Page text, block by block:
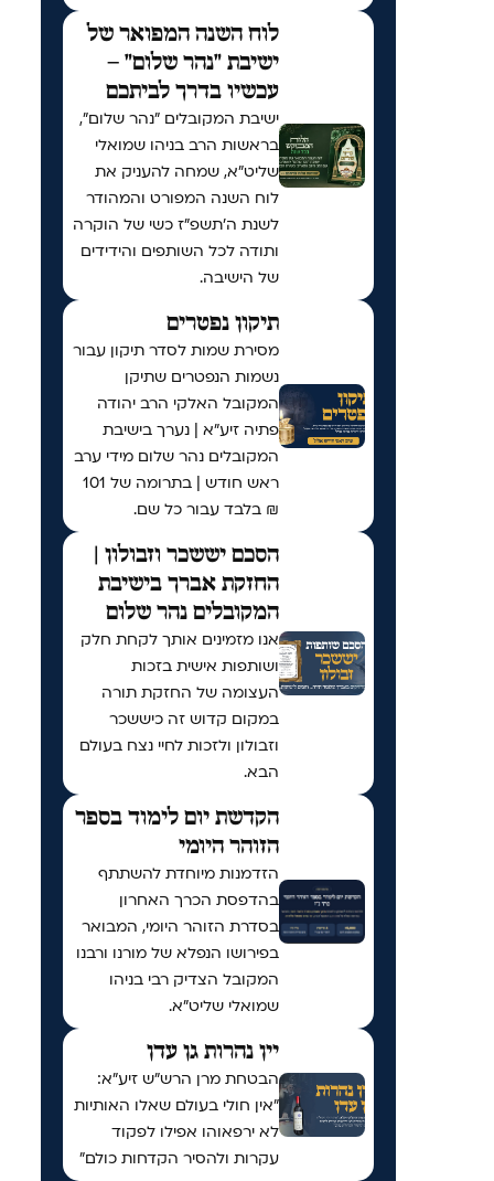
לוח השנה המפואר של
ישיבת "נהר שלום" –
עכשיו בדרך לביתכם
ישיבת המקובלים "נהר שלום",
בראשות הרב בניהו שמואלי
שליט"א, שמחה להעניק את
לוח השנה המפורט והמהודר
לשנת ה'תשפ"ז כשי של הוקרה
ותודה לכל השותפים והידידים
של הישיבה.
תיקון נפטרים
מסירת שמות לסדר תיקון עבור
נשמות הנפטרים שתיקן
המקובל האלקי הרב יהודה
פתיה זיע"א | נערך בישיבת
המקובלים נהר שלום מידי ערב
ראש חודש | בתרומה של 101
₪ בלבד עבור כל שם.
הסכם יששכר וזבולון |
החזקת אברך בישיבת
המקובלים נהר שלום
אנו מזמינים אותך לקחת חלק
ושותפות אישית בזכות
העצומה של החזקת תורה
במקום קדוש זה כיששכר
וזבולון ולזכות לחיי נצח בעולם
הבא.
הקדשת יום לימוד בספר
הזוהר היומי
הזדמנות מיוחדת להשתתף
בהדפסת הכרך האחרון
בסדרת הזוהר היומי, המבואר
בפירושו הנפלא של מורנו ורבנו
המקובל הצדיק רבי בניהו
שמואלי שליט״א.
יין נהרות גן עדן
הבטחת מרן הרש"ש זיע"א:
"אין חולי בעולם שאלו האותיות
לא ירפאוהו אפילו לפקוד
עקרות ולהסיר הקדחות כולם"